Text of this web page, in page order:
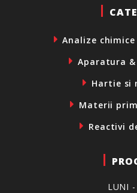
Analize
Aparatura
Hartie si
Materii
Reactivi
LUNI -